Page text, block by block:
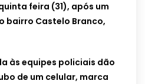
feira (31), após um
bairro Castelo Branco,
às equipes policiais dão
de um celular, marca